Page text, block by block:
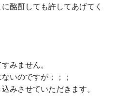
酩酊しても許してあげてく
みません。
いのですが；；；
みさせていただきます。